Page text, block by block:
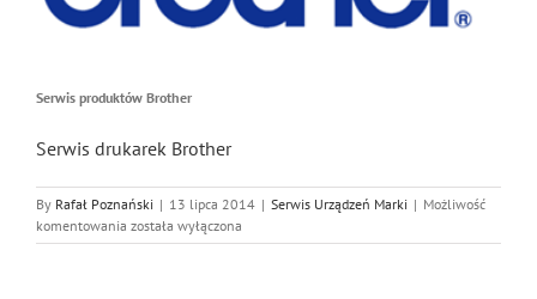
Serwis produktów Brother
Serwis drukarek Brother
By Rafał Poznański | 13 lipca 2014 | Serwis Urządzeń Marki | Możliwość
komentowania Serwis
produktów
została wyłączona